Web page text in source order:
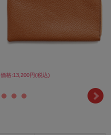
価格:13,200円(税込)